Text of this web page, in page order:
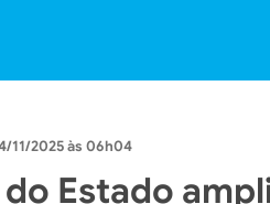
11/2025 às 06h04
Estado